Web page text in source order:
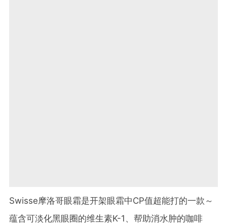
Swisse摩洛哥眼霜是开架眼霜中CP值超能打的一款～
蕴含可淡化黑眼圈的维生素K-1、帮助消水肿的咖啡